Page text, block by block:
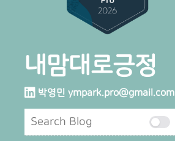
내맘대로긍정
박영민 ympark.pro@gmail.com